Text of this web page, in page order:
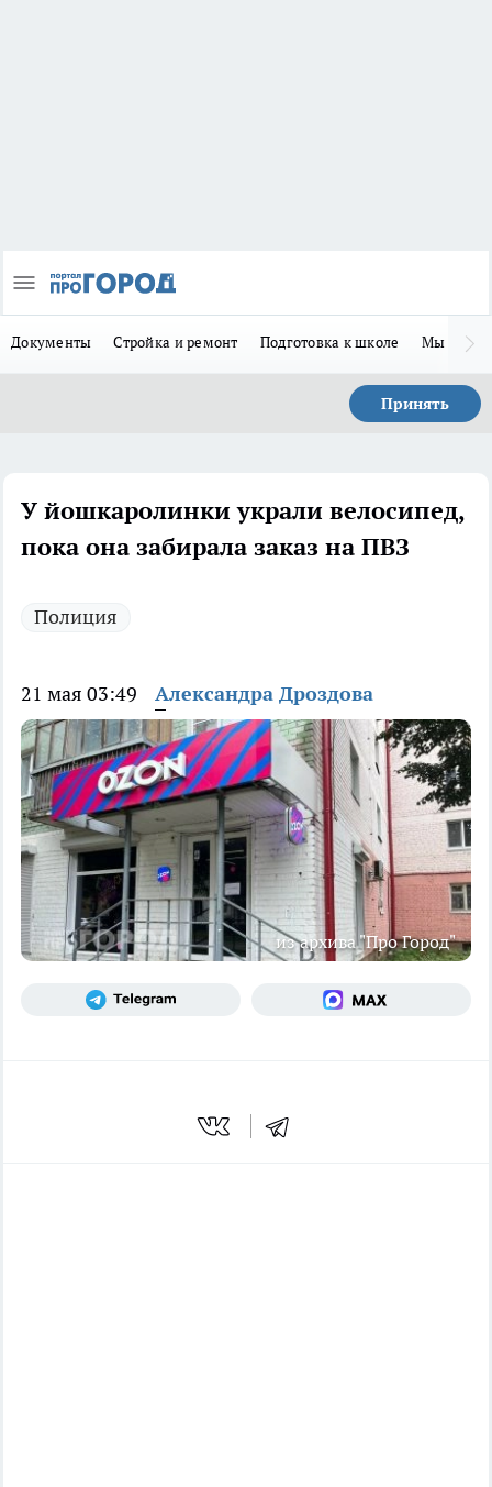
Документы Стройка и ремонт Подготовка к школе Мы в MAX
Принять
У йошкаролинки украли велосипед,
пока она забирала заказ на ПВЗ
Полиция
21 мая 03:49 Александра Дроздова
из архива "Про Город"